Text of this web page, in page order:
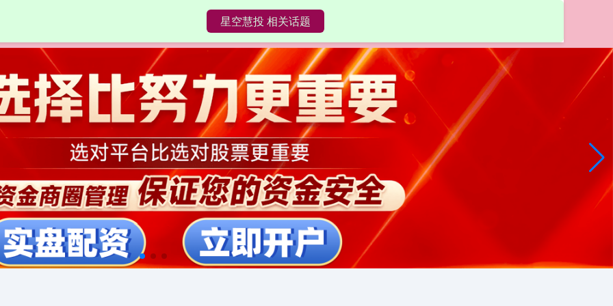
专业股票配资与投资服务 在线配资门户官网
星空慧投 相关话题